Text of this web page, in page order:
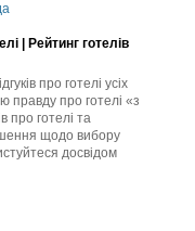
| Рейтинг готелів
про готелі усіх
правду про готелі «з
про готелі та
щодо вибору
досвідом